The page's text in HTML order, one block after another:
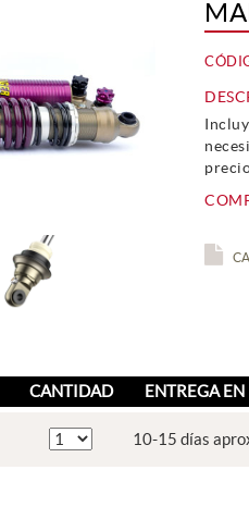
CANTIDAD ENTREGA EN
10-15 días